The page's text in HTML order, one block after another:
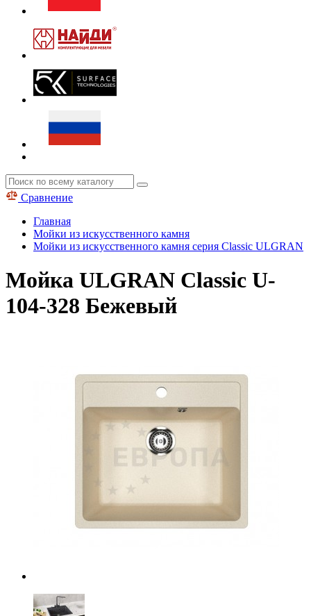
Сравнение
Главная
Мойки из искусственного камня
Мойки из искусственного камня серия Classic ULGRAN
Мойка ULGRAN Classic U-
104-328 Бежевый